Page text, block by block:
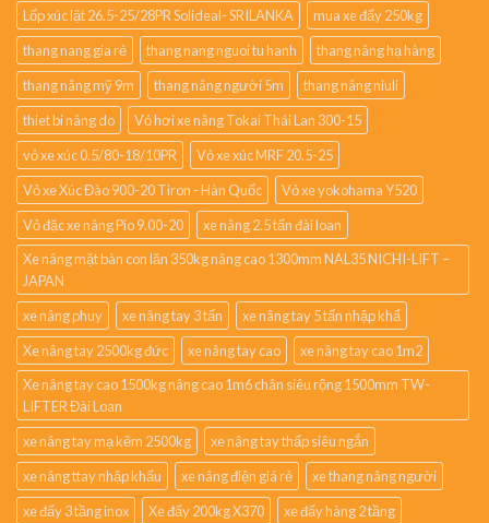
Lốp xúc lật 26.5-25/28PR Solideal- SRILANKA
mua xe đẩy 250kg
thang nang gia rẻ
thang nang nguoi tu hanh
thang nâng hạ hàng
thang nâng mỹ 9m
thang nâng người 5m
thang nâng niuli
thiet bi nâng do
Vỏ hơi xe nâng Tokai Thái Lan 300-15
vỏ xe xúc 0.5/80-18/10PR
Vỏ xe xúc MRF 20.5-25
Vỏ xe Xúc Đào 900-20 Tiron - Hàn Quốc
Vỏ xe yokohama Y520
Vỏ đặc xe nâng Pio 9.00-20
xe nâng 2.5 tấn đài loan
Xe nâng mặt bàn con lăn 350kg nâng cao 1300mm NAL35 NICHI-LIFT –
JAPAN
xe nâng phuy
xe nâng tay 3 tấn
xe nâng tay 5 tấn nhập khẩ
Xe nâng tay 2500kg đức
xe nâng tay cao
xe nâng tay cao 1m2
Xe nâng tay cao 1500kg nâng cao 1m6 chân siêu rộng 1500mm TW-
LIFTER Đài Loan
xe nâng tay mạ kẽm 2500kg
xe nâng tay thấp siêu ngắn
xe nâng ttay nhập khẩu
xe nâng điện giá rẻ
xe thang nâng người
xe đẩy 3 tầng inox
Xe đẩy 200kg X370
xe đẩy hàng 2 tầng